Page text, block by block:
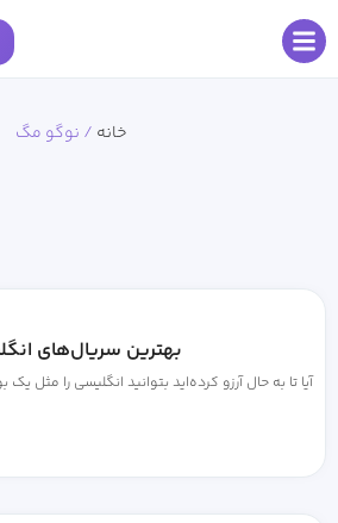
خانه / نوگو مگ
بهترین سریال‌های
آیا تا به حال آرزو کرده‌اید بتوانید انگلیسی را مثل